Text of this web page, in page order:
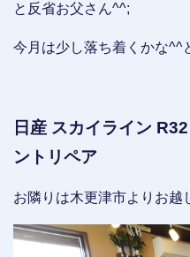
と反省お父さん^^;
今月は少し落ち着くかな^^
日産 スカイライン
ントリペア
お隣りは木更津市よりお越